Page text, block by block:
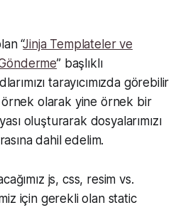
“Jinja Templateler ve
” başlıklı
tarayıcımızda görebilir
örnek olarak yine örnek bir
oluşturarak dosyalarımızı
dahil edelim.
js, css, resim vs.
için gerekli olan static